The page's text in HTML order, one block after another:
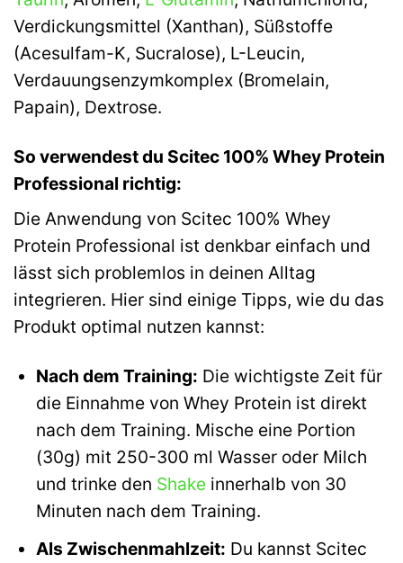
Verdickungsmittel (Xanthan), Süßstoffe
(Acesulfam-K, Sucralose), L-Leucin,
Verdauungsenzymkomplex (Bromelain,
Papain), Dextrose.
So verwendest du Scitec 100% Whey Protein
Professional richtig:
Die Anwendung von Scitec 100% Whey
Protein Professional ist denkbar einfach und
lässt sich problemlos in deinen Alltag
integrieren. Hier sind einige Tipps, wie du das
Produkt optimal nutzen kannst:
Nach dem Training: Die wichtigste Zeit für
die Einnahme von Whey Protein ist direkt
nach dem Training. Mische eine Portion
(30g) mit 250-300 ml Wasser oder Milch
und trinke den Shakeinnerhalb von 30
Minuten nach dem Training.
Als Zwischenmahlzeit: Du kannst Scitec